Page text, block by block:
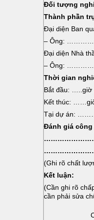
Đối tượng
Thành phần
Đại diện Ban
– Ông:
Đại diện
– Ông:
Thời gian
Bắt đầu:
Kết thúc:
Tại dự
Đánh giá
(Ghi rõ chất
Kết luận:
(Cần ghi rõ
cần phải sửa